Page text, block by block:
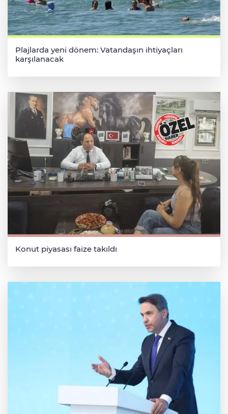
Plajlarda yeni dönem: Vatandaşın ihtiyaçları
karşılanacak
Konut piyasası faize takıldı